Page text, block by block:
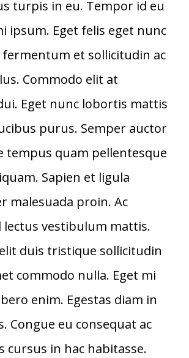
turpis in eu. Tempor id eu
ipsum. Eget felis eget nunc
et sollicitudin ac
Commodo elit at
Eget nunc lobortis mattis
purus. Semper auctor
tempus quam pellentesque
Sapien et ligula
malesuada proin. Ac
lectus vestibulum mattis.
duis tristique sollicitudin
commodo nulla. Eget mi
enim. Egestas diam in
Congue eu consequat ac
cursus in hac habitasse.